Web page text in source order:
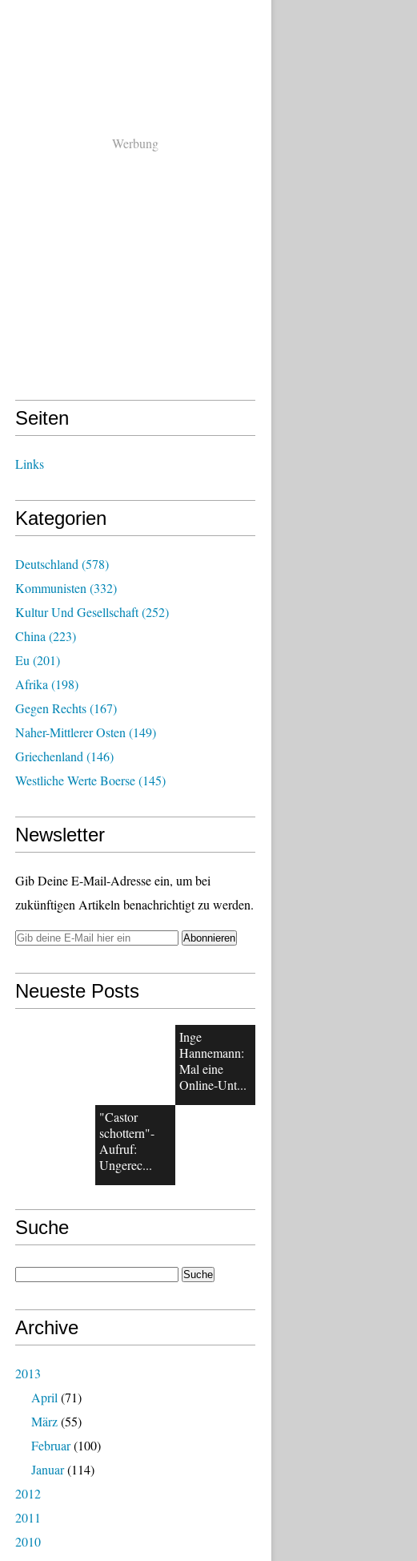
Werbung
Seiten
Links
Kategorien
Deutschland (578)
Kommunisten (332)
Kultur Und Gesellschaft(252)
China (223)
Eu (201)
Afrika (198)
Gegen Rechts(167)
Naher-Mittlerer Osten (149)
Griechenland (146)
Westliche Werte Boerse(145)
Newsletter
Gib Deine E-Mail-Adresse ein, um bei
zukünftigen Artikeln benachrichtigt zu werden.
Neueste Posts
Inge
Hannemann:
Mal eine
Online-Unt...
"Castor
schottern"-
Aufruf:
Ungerec...
Suche
Archive
2013
April (71)
März(55)
Februar(100)
Januar(114)
2012
2011
2010